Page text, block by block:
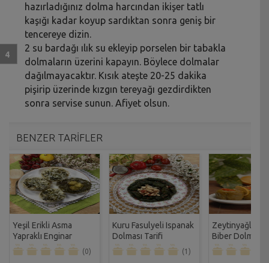
hazırladığınız dolma harcından ikişer tatlı
kaşığı kadar koyup sardıktan sonra geniş bir
tencereye dizin.
2 su bardağı ılık su ekleyip porselen bir tabakla
dolmaların üzerini kapayın. Böylece dolmalar
dağılmayacaktır. Kısık ateşte 20-25 dakika
pişirip üzerinde kızgın tereyağı gezdirdikten
sonra servise sunun. Afiyet olsun.
BENZER TARİFLER
Yeşil Erikli Asma
Yapraklı Enginar
Dolması Tarifi
(0)
Kuru Fasulyeli Ispanak
Dolması Tarifi
(1)
Zeytinyağlı
Biber Dolması